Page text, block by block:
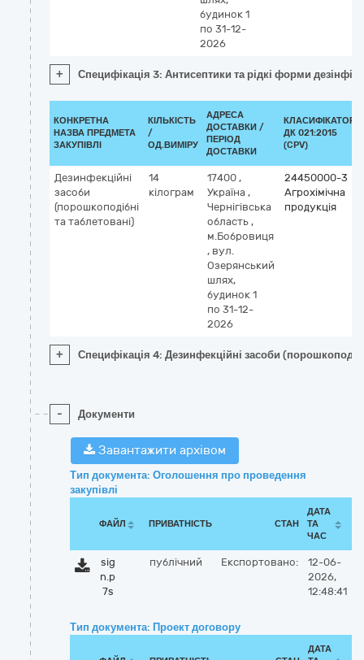
будинок 1
по 31-12-
2026
+ Специфікація 3: Антисептики та рідкі форми
КОНКРЕТНА
НАЗВА ПРЕДМЕТА
ЗАКУПІВЛІ
КІЛЬКІСТЬ
/
ОД.ВИМІРУ
АДРЕСА
ДОСТАВКИ /
ПЕРІОД
ДОСТАВКИ
КЛАСИФІКАТОР
ДК 021:2015
(CPV)
Дезинфекційні
засоби
(порошкоподібні
та таблетовані)
14
кілограм
17400 ,
Україна ,
Чернігівська
область ,
м.Бобровиця
, вул.
Озерянський
шлях,
будинок 1
по 31-12-
2026
24450000-3
Агрохімічна
продукція
+ Специфікація 4: Дезинфекційні засоби
- Документи
Завантажити архівом
Тип документа: Оголошення про проведення
закупівлі
ФАЙЛ ПРИВАТНІСТЬ СТАН
ДАТА
ТА
ЧАС
sig
n.p
7s
публічний Експортовано:
12-06-
2026,
12:48:41
Тип документа: Проект договору
ДАТА